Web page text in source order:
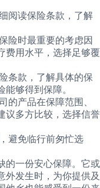
阅读保险条款，了解
险时最重要的考虑因
费用水平，选择足够覆
条款，了解具体的保
够得到保障。
的产品在保障范围、
议多方比较，选择信誉
避免临行前匆忙选
的一份安心保障。它或
外发生时，为你提供及